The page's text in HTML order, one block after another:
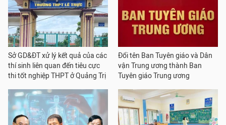
Sở GD&ĐT xử lý kết quả của các
thí sinh liên quan đến tiêu cực
thi tốt nghiệp THPT ở Quảng Trị
Đổi tên Ban Tuyên giáo và Dân
vận Trung ương thành Ban
Tuyên giáo Trung ương